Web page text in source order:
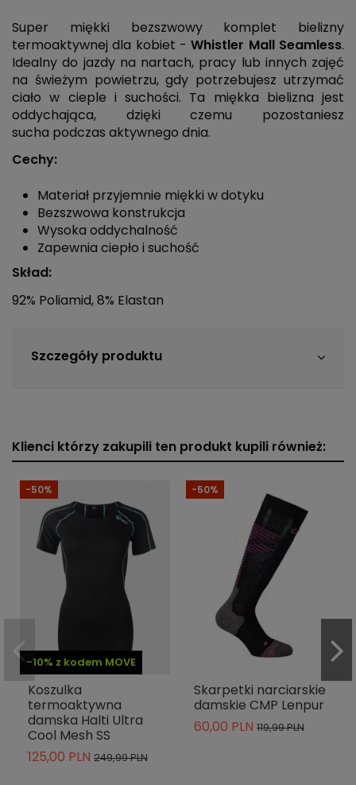
Super miękki bezszwowy komplet bielizny
termoaktywnej dla kobiet -Whistler Mall Seamless.
Idealny do jazdy na nartach, pracy lub innych zajęć
na świeżym powietrzu, gdy potrzebujesz utrzymać
ciało w cieple i suchości. Ta miękka bielizna jest
oddychająca, dzięki czemu pozostaniesz
sucha podczas aktywnego dnia.
Cechy:
Materiał przyjemnie miękki w dotyku
Bezszwowa konstrukcja
Wysoka oddychalność
Zapewnia ciepło i suchość
Skład:
92% Poliamid, 8% Elastan
Szczegóły produktu
Klienci którzy zakupili ten produkt kupili również:
-10% z kodem MOVE
-50%
Koszulka
termoaktywna
damska Halti Ultra
Cool Mesh SS
125,00 PLN 249,99 PLN
-50%
Skarpetki narciarskie
damskie CMP Lenpur
60,00 PLN 119,99 PLN